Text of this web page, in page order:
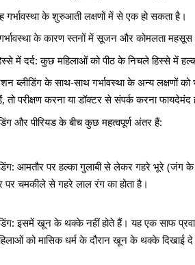
गर्भावस्था के शुरुआती लक्षणों में से एक हो सकता है।
के कारण स्तनों में सूजन और कोमलता महसूस
में दर्द: कुछ महिलाओं को पीठ के निचले हिस्से में
ब्लीडिंग के साथ-साथ गर्भावस्था के अन्य
तो परीक्षण करना या डॉक्टर से संपर्क करना फायदेमंद
और पीरियड के बीच कुछ महत्वपूर्ण अंतर हैं:
आमतौर पर हल्का गुलाबी से लेकर गहरे भूरे (जंग के
पर चमकीले से गहरे लाल रंग का होता है।
इसमें खून के थक्के नहीं होते हैं। यह एक साफ
को मासिक धर्म के दौरान खून के थक्के